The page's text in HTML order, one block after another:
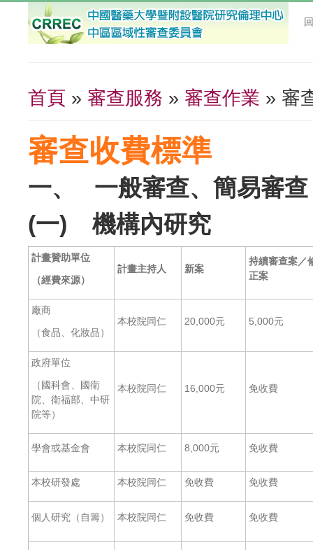
您在這裡
首頁 » 審查服務 » 審查作業 » 審
審查收費標準
一、 一般審查、簡易審查
(一)機構內研究
計畫贊助單位
（經費來源）
計畫主持人 新案
持續審查案／
正案
廠商
（食品、化妝品）
本校院同仁 20,000元 5,000元
政府單位
（國科會、國衛
院、衛福部、中研
院等）
本校院同仁 16,000元 免收費
學會或基金會 本校院同仁 8,000元 免收費
本校研發處 本校院同仁 免收費 免收費
個人研究（自籌） 本校院同仁 免收費 免收費